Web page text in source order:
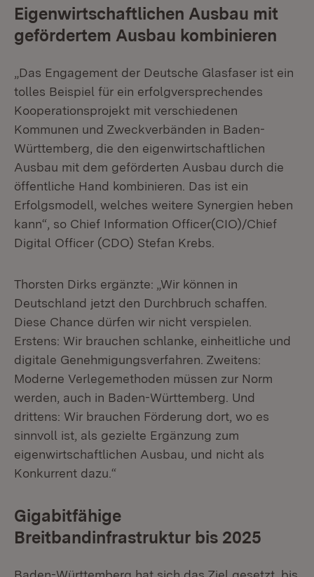
Eigenwirtschaftlichen Ausbau mit
gefördertem Ausbau kombinieren
„Das Engagement der Deutsche Glasfaser ist ein
tolles Beispiel für ein erfolgversprechendes
Kooperationsprojekt mit verschiedenen
Kommunen und Zweckverbänden in Baden-
Württemberg, die den eigenwirtschaftlichen
Ausbau mit dem geförderten Ausbau durch die
öffentliche Hand kombinieren. Das ist ein
Erfolgsmodell, welches weitere Synergien heben
kann“, so Chief Information Officer(CIO)/Chief
Digital Officer (CDO) Stefan Krebs.
Thorsten Dirks ergänzte: „Wir können in
Deutschland jetzt den Durchbruch schaffen.
Diese Chance dürfen wir nicht verspielen.
Erstens: Wir brauchen schlanke, einheitliche und
digitale Genehmigungsverfahren. Zweitens:
Moderne Verlegemethoden müssen zur Norm
werden, auch in Baden-Württemberg. Und
drittens: Wir brauchen Förderung dort, wo es
sinnvoll ist, als gezielte Ergänzung zum
eigenwirtschaftlichen Ausbau, und nicht als
Konkurrent dazu.“
Gigabitfähige
Breitbandinfrastruktur bis 2025